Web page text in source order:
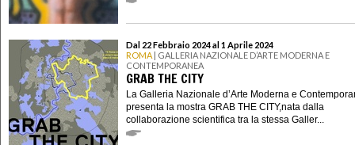
Dal 22 Febbraio 2024 al 1 Aprile 2024
ROMA | GALLERIA NAZIONALE D’ARTE MODERNA E
CONTEMPORANEA
GRAB THE CITY
La Galleria Nazionale d’Arte Moderna e
presenta la mostra GRAB THE CITY,nata dalla
collaborazione scientifica tra la stessa Galler...